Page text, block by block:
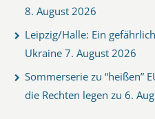
8. August 2026
Leipzig/Halle: Ein
Ukraine 7. August 2026
Sommerserie zu “heißen”
die Rechten legen zu 6.